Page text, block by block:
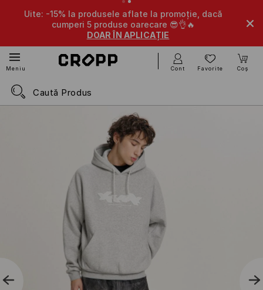
Uite: -15% la produsele aflate la promoție, dacă
cumperi 5 produse oarecare 😎👌🔥
DOAR ÎN APLICAȚIE
Meniu Cont Favorite Coș